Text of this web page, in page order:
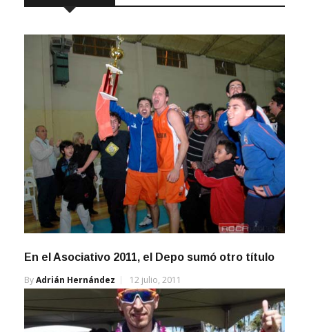
En el Asociativo 2011, el Depo sumó otro título
ByAdrián Hernández 12 julio, 2011